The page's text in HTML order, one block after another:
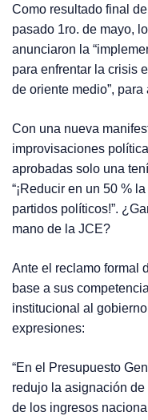
Como resultado final
pasado 1ro. de mayo,
anunciaron la
para enfrentar la crisis
de oriente medio”,
Con una nueva
improvisaciones
aprobadas solo una
“¡Reducir en un 50 %
partidos políticos!”.
mano de la JCE?
Ante el reclamo formal
base a sus
institucional al
expresiones:
“En el Presupuesto
redujo la asignación
de los ingresos